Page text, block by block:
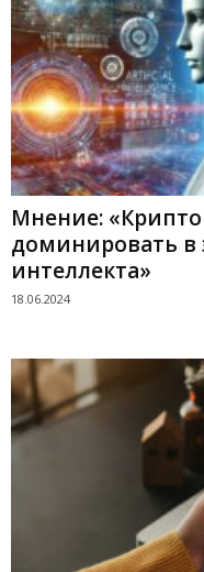
Мнение:
доминировать в
интеллекта»
18.06.2024